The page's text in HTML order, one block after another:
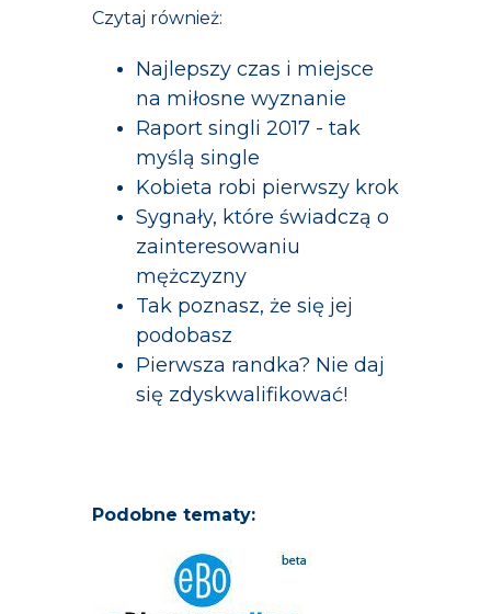
Czytaj również:
Najlepszy czas i miejsce
na miłosne wyznanie
Raport singli 2017 - tak
myślą single
Kobieta robi pierwszy krok
Sygnały, które świadczą o
zainteresowaniu
mężczyzny
Tak poznasz, że się jej
podobasz
Pierwsza randka? Nie daj
się zdyskwalifikować!
Podobne tematy: